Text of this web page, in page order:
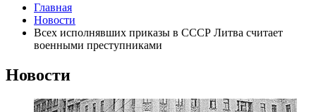
Главная
Новости
Всех исполнявших приказы в СССР Литва считает
военными преступниками
Новости